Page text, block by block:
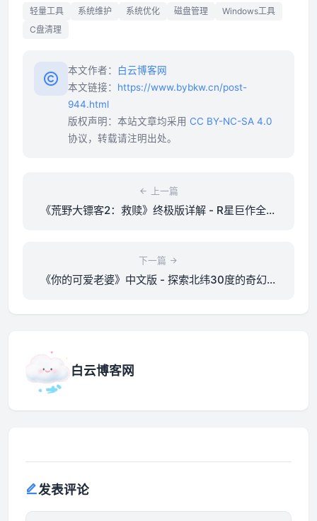
轻量工具 系统维护 系统优化 磁盘管理
Windows工具
C盘清理
本文作者：
白云博客网
本文链接： https://www.bybkw.cn/post-
944.html
版权声明：本站文章均采用 CC BY-NC-SA 4.0
协议，转载请注明出处。
上一篇
《荒野大镖客2：救赎》终极版详解 - R星巨作全面
下一篇
《你的可爱老婆》中文版 - 探索北纬30度的奇幻冒
白云博客网
发表评论